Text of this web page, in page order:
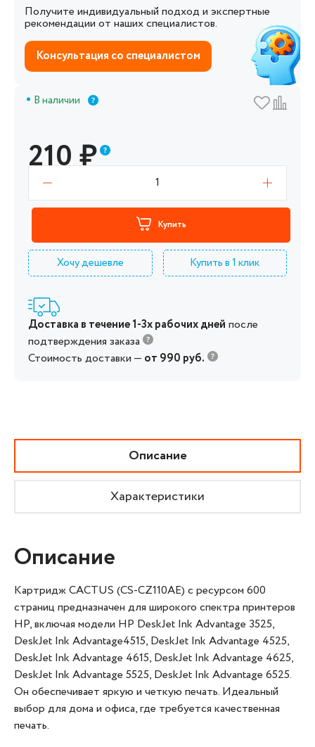
Получите индивидуальный подход и экспертные
рекомендации от наших специалистов.
Консультация со специалистом
В наличии
210₽
1
Купить
Хочу дешевле Купить в 1 клик
Доставка в течение 1-3х рабочих дней после
подтверждения заказа
Стоимость доставки — от 990 руб.
Описание
Характеристики
Описание
Картридж CACTUS (CS-CZ110AE) с ресурсом 600
страниц предназначен для широкого спектра принтеров
HP, включая модели HP DeskJet Ink Advantage 3525,
DeskJet Ink Advantage4515, DeskJet Ink Advantage 4525,
DeskJet Ink Advantage 4615, DeskJet Ink Advantage 4625,
DeskJet Ink Advantage 5525, DeskJet Ink Advantage 6525.
Он обеспечивает яркую и четкую печать. Идеальный
выбор для дома и офиса, где требуется качественная
печать.